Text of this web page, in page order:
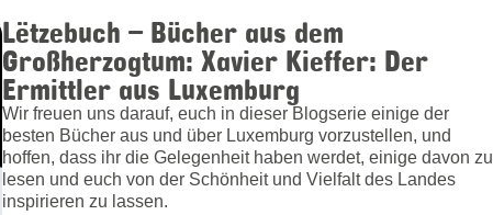
Lëtzebuch – Bücher aus dem
Großherzogtum: Xavier Kieffer: Der
Ermittler aus Luxemburg
Wir freuen uns darauf, euch in dieser Blogserie einige der
besten Bücher aus und über Luxemburg vorzustellen, und
hoffen, dass ihr die Gelegenheit haben werdet, einige davon zu
lesen und euch von der Schönheit und Vielfalt des Landes
inspirieren zu lassen.